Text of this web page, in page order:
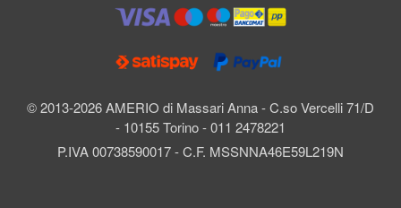
© 2013-2026 AMERIO di Massari Anna - C.so Vercelli 71/D
- 10155 Torino - 011 2478221
P.IVA 00738590017 - C.F. MSSNNA46E59L219N